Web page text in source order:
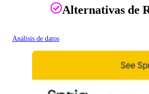
Alternativas de
Análisis de datos